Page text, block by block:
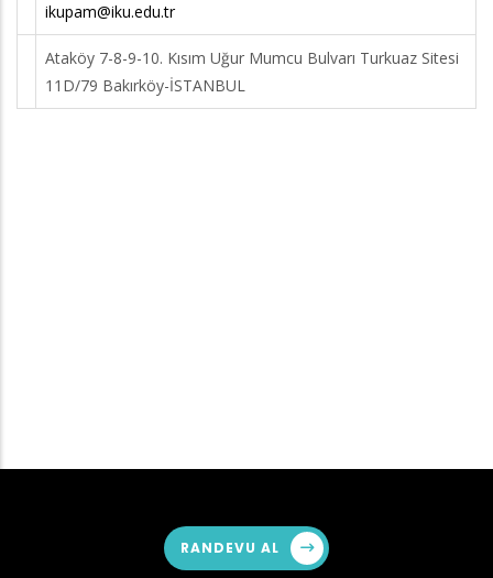
ikupam@iku.edu.tr
Ataköy 7-8-9-10. Kısım Uğur Mumcu Bulvarı Turkuaz Sitesi
11D/79 Bakırköy-İSTANBUL
RANDEVU AL